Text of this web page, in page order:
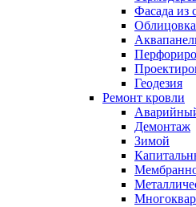
Фасада из
Облицовка
Геодезия
Ремонт кровли
Демонтаж
Зимой